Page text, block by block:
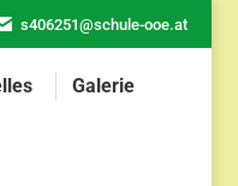
s406251@schule-ooe.at
Galerie